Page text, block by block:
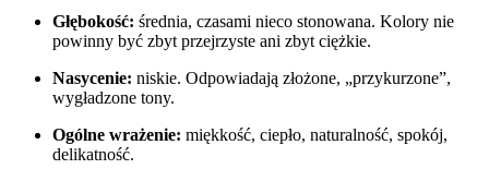
Głębokość: średnia, czasami nieco stonowana. Kolory nie
powinny być zbyt przejrzyste ani zbyt ciężkie.
Nasycenie: niskie. Odpowiadają złożone, „przykurzone”,
wygładzone tony.
Ogólne wrażenie: miękkość, ciepło, naturalność, spokój,
delikatność.